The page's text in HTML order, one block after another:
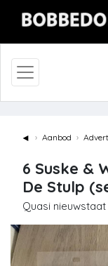
◄ Aanbod
6 Suske &
De Stulp
Quasi nieuwstaat